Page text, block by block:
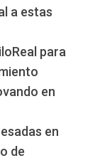
a estas
para
en
en
de